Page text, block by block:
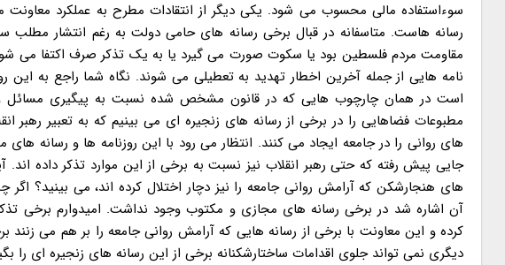
سوءاستفاده مالی محسوب می شود. یکی دیگر از انتقادات مطرح به عملکرد معاونت
رسانه هاست. متاسفانه در قبال برخی رسانه های حامی دولت به رغم انتشار مطلب
مقاومت مردم فلسطین بود یا سکوت صورت می گیرد یا به یک تذکر صرف اکتفا می
نامه هایی از جمله آخرین اخطار تهدید به تعطیلی می شوند. نگاه شما راجع به
است در همان چارچوب هایی که در قانون مشخص شده نسبت به پیگیری مسائل
مطبوعات فضاهایی را در برخی از رسانه های زنجیره ای می بینیم که به تعبیر رهبر
های روانی را در جامعه ایجاد می کنند. انتظار می رود با این روزنامه ها و رسانه
جایی پیش رفته که حتی رهبر انقلاب نیز نسبت به برخی از این موارد تذکر داده اند.
های هنجارشکن که آرامش روانی جامعه را نیز دچار اختلال کرده اند، می بینید؟
آن اشاره شد در برخی رسانه های مجازی و مکتوب وجود نداشت. امیدوارم برخی
کرده و این معاونت با برخی از رسانه هایی که آرامش روانی جامعه را بر هم می زنند
دیگری نمی تواند جلوی اقدامات ساختارشکنانه برخی از این رسانه های زنجیره ای را